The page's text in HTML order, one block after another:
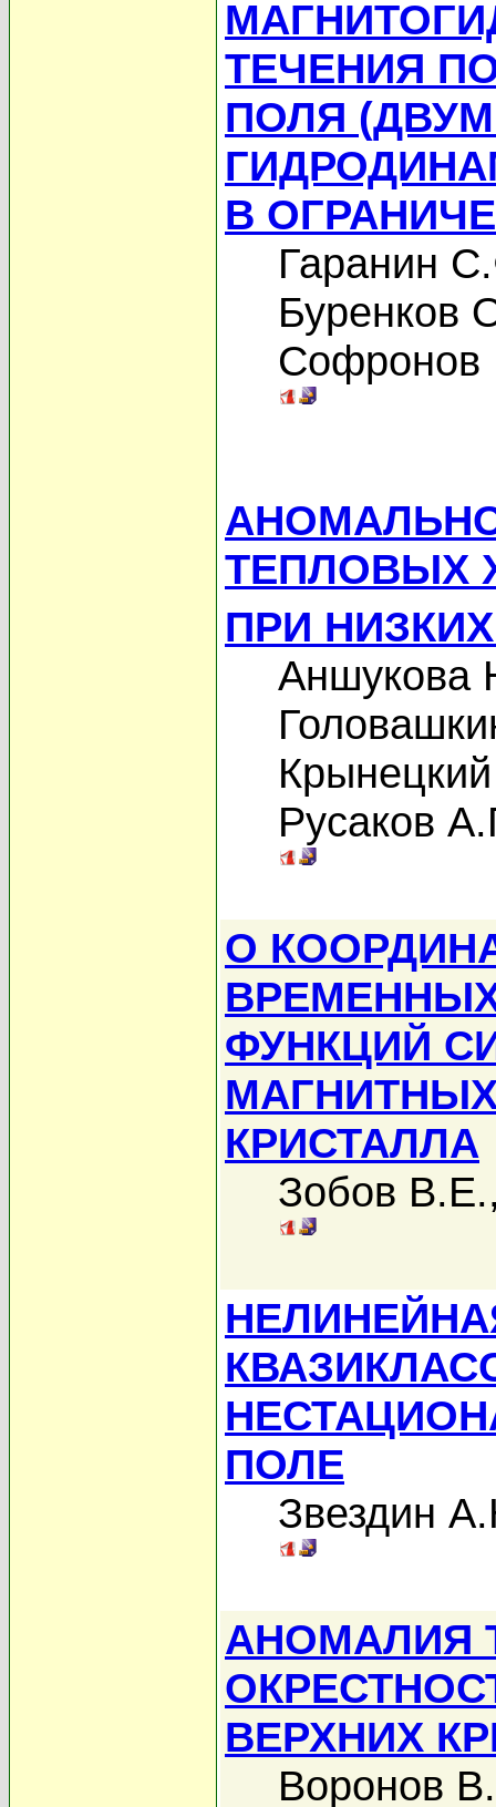
ТЕЧЕНИЯ
ПОЛЯ
В
Гаранин
Буренков
Софронов
ТЕПЛОВЫХ
ПРИ
Аншукова
Русаков
О
ФУНКЦИЙ
КРИСТАЛЛА
Зобов В.Е.
ПОЛЕ
Звездин
АНОМАЛИЯ
ВЕРХНИХ
Воронов